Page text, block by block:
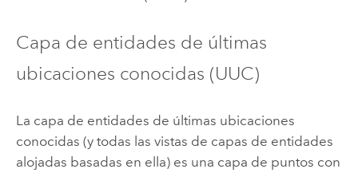
Capa de entidades de últimas
ubicaciones conocidas (UUC)
La capa de entidades de últimas ubicaciones
conocidas (y todas las vistas de capas de entidades
alojadas basadas en ella) es una capa de puntos con